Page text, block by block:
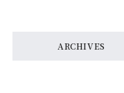
ARCHIVES